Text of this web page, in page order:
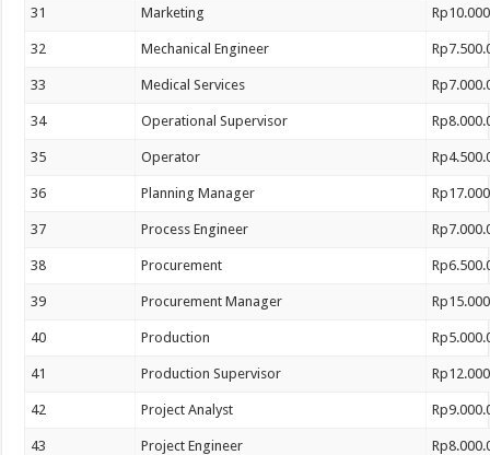
31 Marketing
32 Mechanical Engineer
33 Medical Services
34 Operational Supervisor
35 Operator
36 Planning Manager
37 Process Engineer
38 Procurement
39 Procurement Manager
40 Production
41 Production Supervisor
42 Project Analyst
43 Project Engineer